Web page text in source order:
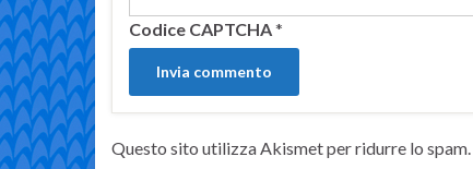
Codice CAPTCHA*
Questo sito utilizza Akismet per ridurre lo spam.